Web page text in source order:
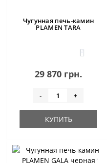
Чугунная печь-камин
PLAMEN TARA
2
29 870 грн.
- +
КУПИТЬ